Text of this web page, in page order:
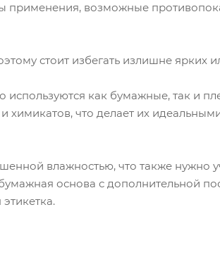
применения, возможные
стоит избегать излишне ярких
используются как бумажные, так и
химикатов, что делает их
влажностью, что также нужно
основа с дополнительной